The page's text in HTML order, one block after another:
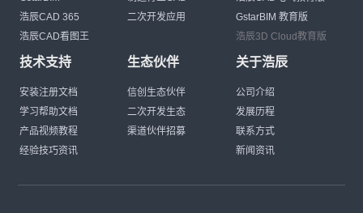
浩辰CAD 365
浩辰CAD看图王
二次开发应用
GstarBIM 教育版
浩辰3D Cloud教育版
技术支持
安装注册文档
学习帮助文档
产品视频教程
经验技巧资讯
生态伙伴
信创生态伙伴
二次开发生态
渠道伙伴招募
关于浩辰
公司介绍
发展历程
联系方式
新闻资讯